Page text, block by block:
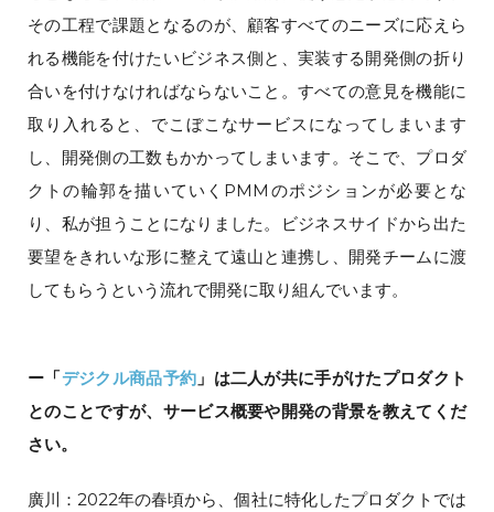
その工程で課題となるのが、顧客すべてのニーズに応えら
れる機能を付けたいビジネス側と、実装する開発側の折り
合いを付けなければならないこと。すべての意見を機能に
取り入れると、でこぼこなサービスになってしまいます
し、開発側の工数もかかってしまいます。そこで、プロダ
クトの輪郭を描いていくPMMのポジションが必要とな
り、私が担うことになりました。ビジネスサイドから出た
要望をきれいな形に整えて遠山と連携し、開発チームに渡
してもらうという流れで開発に取り組んでいます。
ー「デジクル商品予約 」は二人が共に手がけたプロダクト
とのことですが、サービス概要や開発の背景を教えてくだ
さい。
廣川：2022年の春頃から、個社に特化したプロダクトでは